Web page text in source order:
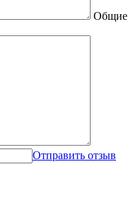
Общие
Отправить отзыв